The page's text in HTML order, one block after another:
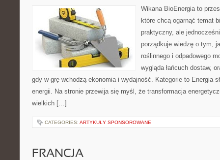
Wikana BioEnergia to
które chcą ogarnąć temat
praktyczny, ale
porządkuje wiedzę o tym,
roślinnego i odpadowego
wygląda łańcuch dostaw,
gdy w grę wchodzą ekonomia i wydajność. Kategorie to Energia
energii. Na stronie przewija się myśl, że transformacja
wielkich […]
CATEGORIES: ARTYKUŁY SPONSOROWANE
FRANCJA